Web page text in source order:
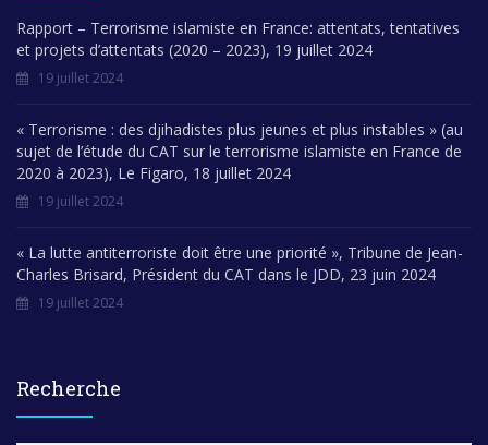
Rapport – Terrorisme islamiste en France: attentats, tentatives
et projets d’attentats (2020 – 2023), 19 juillet 2024
19 juillet 2024
« Terrorisme : des djihadistes plus jeunes et plus instables » (au
sujet de l’étude du CAT sur le terrorisme islamiste en France de
2020 à 2023), Le Figaro, 18 juillet 2024
19 juillet 2024
« La lutte antiterroriste doit être une priorité », Tribune de Jean-
Charles Brisard, Président du CAT dans le JDD, 23 juin 2024
19 juillet 2024
Recherche